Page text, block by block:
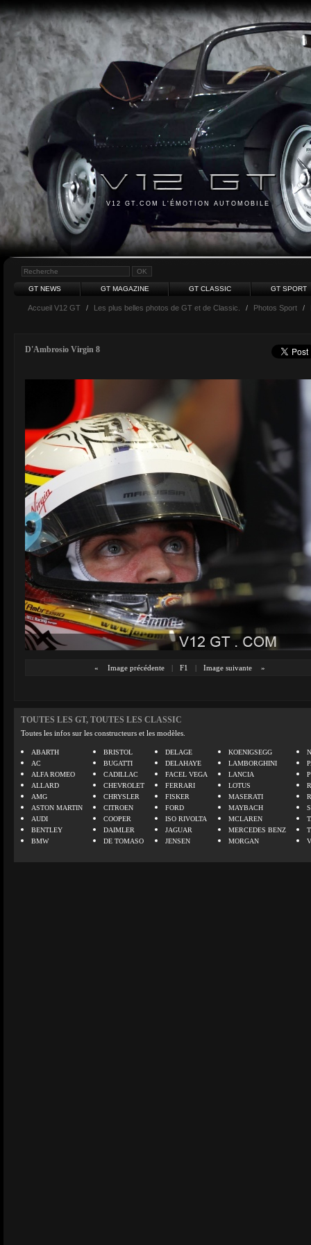
V12 GT.COM L'ÉMOTION AUTOMOBILE
GT NEWS GT MAGAZINE GT CLASSIC GT SPORT
Accueil V12 GT / Les plus belles photos de GT et de Classic. / Photos Sport /
D'Ambrosio Virgin 8
« Image précédente | F1 | Image suivante »
TOUTES LES GT, TOUTES LES CLASSIC
Toutes les infos sur les constructeurs et les modèles.
ABARTH
AC
ALFA ROMEO
ALLARD
AMG
ASTON MARTIN
AUDI
BENTLEY
BMW
BRISTOL
BUGATTI
CADILLAC
CHEVROLET
CHRYSLER
CITROEN
COOPER
DAIMLER
DE TOMASO
DELAGE
DELAHAYE
FACEL VEGA
FERRARI
FISKER
FORD
ISO RIVOLTA
JAGUAR
JENSEN
KOENIGSEGG
LAMBORGHINI
LANCIA
LOTUS
MASERATI
MAYBACH
MCLAREN
MERCEDES BENZ
MORGAN